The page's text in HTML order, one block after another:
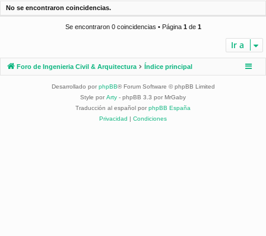
d
No se encontraron coincidencias.
Se encontraron 0 coincidencias • Página 1de 1
Ir a
Foro de Ingenieria Civil & Arquitectura Índice principal
Desarrollado por phpBB® Forum Software © phpBB Limited
Style por Arty - phpBB 3.3 por MrGaby
Traducción al español por phpBB España
Privacidad | Condiciones